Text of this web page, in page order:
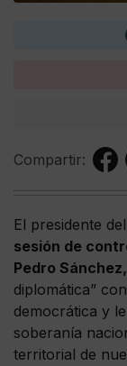
Compartir:
El presidente
sesión de
Pedro
diplomática”
democrática y
soberanía
territorial de